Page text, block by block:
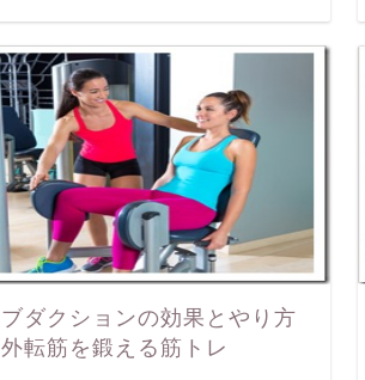
ダクションの効果とやり方
外転筋を鍛える筋トレ